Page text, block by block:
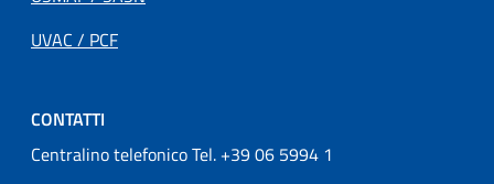
UVAC / PCF
CONTATTI
Centralino telefonico Tel. +39 06 5994 1